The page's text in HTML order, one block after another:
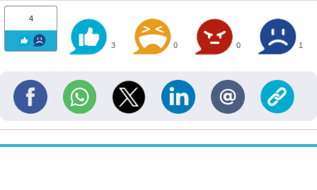
4
3 0 0 1